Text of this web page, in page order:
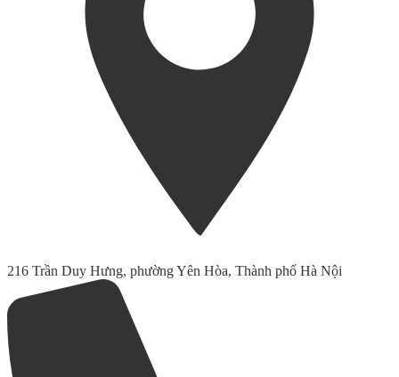
216 Trần Duy Hưng, phường Yên Hòa, Thành phố Hà Nội